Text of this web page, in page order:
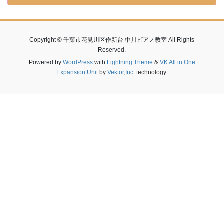
Copyright © 千葉市花見川区作新台 中川ピアノ教室 All Rights
Reserved.
Powered by WordPresswith Lightning Theme & VK All in One
Expansion Unitby Vektor,Inc. technology.